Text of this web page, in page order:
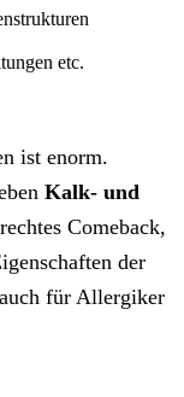
etc.
ist enorm.
Kalk- und
Come­back,
der
für Allergiker